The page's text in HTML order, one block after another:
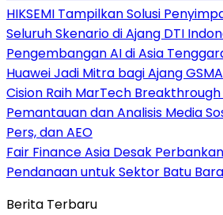
HIKSEMI Tampilkan Solusi
Seluruh Skenario di Ajang DTI
Pengembangan AI di Asia
Huawei Jadi Mitra bagi Ajang
Cision Raih MarTech
Pemantauan dan Analisis Media
Pers, dan AEO
Fair Finance Asia Desak
Pendanaan untuk Sektor Batu Bara
Berita Terbaru